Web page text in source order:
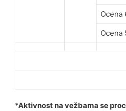
Ocena
Ocena
*Aktivnost na vežbama se